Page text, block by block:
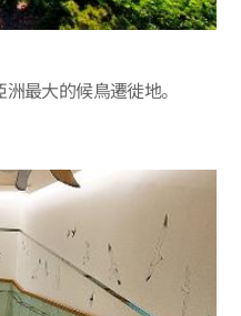
最大的候鳥遷徙地。